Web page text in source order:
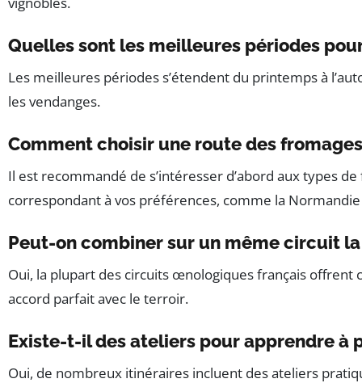
Quelles sont les meilleures périodes
Les meilleures périodes s’étendent du printemps à
les vendanges.
Comment choisir une route des
Il est recommandé de s’intéresser d’abord aux types
correspondant à vos préférences, comme la
Peut-on combiner sur un même circuit
Oui, la plupart des circuits œnologiques français
accord parfait avec le terroir.
Existe-t-il des ateliers pour apprendre à
Oui, de nombreux itinéraires incluent des ateliers